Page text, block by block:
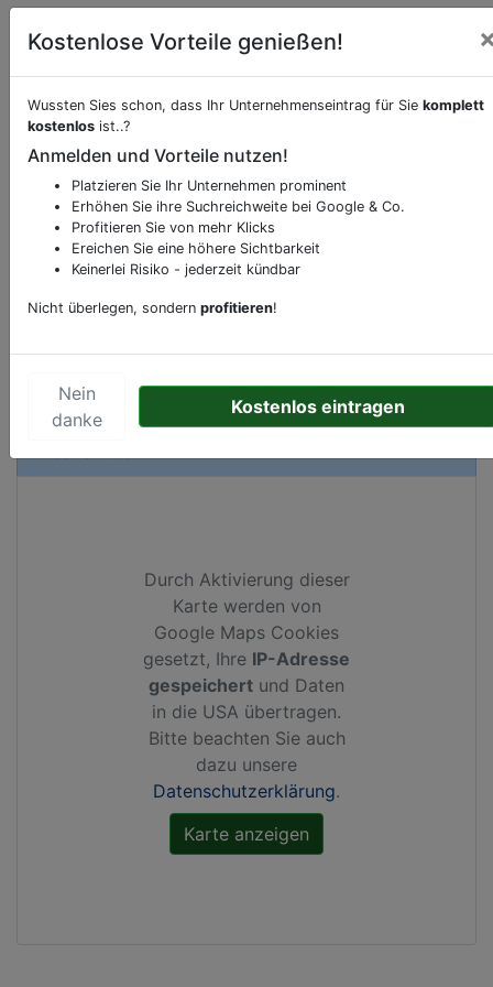
Beschreibung & Services von
Schnell-
Restaurant-Imbiss
Sie möchten eine Beschreibung, Dienstleistung
oder andere relevante Informationen hinzufügen?
Klicken Sie bittehierum uns zu kontaktieren.
Gerne erweitern wir Ihren Firmeneintrag um
Sonderangebote odere besondere Services, die
Ihr Unternehmen anbietet und womit Sie sich von
KartenansichtRondweg-West 244Ain
Durch Aktivierung dieser
Karte werden von
Google Maps Cookies
gesetzt, Ihre IP-Adresse
gespeichert und Daten
in die USA übertragen.
Bitte beachten Sie auch
dazu unsere
Datenschutzerklärung.
Kostenlose Vorteile genießen!
Wussten Sies schon, dass Ihr Unternehmenseintrag für Sie komplett
kostenlos ist..?
Anmelden und Vorteile nutzen!
Platzieren Sie Ihr Unternehmen prominent
Erhöhen Sie ihre Suchreichweite bei Google & Co.
Profitieren Sie von mehr Klicks
Ereichen Sie eine höhere Sichtbarkeit
Keinerlei Risiko - jederzeit kündbar
Nicht überlegen, sondern profitieren!
Nein
danke
Kostenlos eintragen